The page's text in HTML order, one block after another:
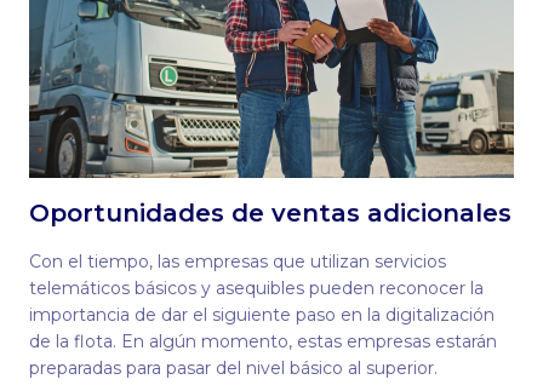
Oportunidades de ventas adicionales
Con el tiempo, las empresas que utilizan servicios
telemáticos básicos y asequibles pueden reconocer la
importancia de dar el siguiente paso en la digitalización
de la flota. En algún momento, estas empresas estarán
preparadas para pasar del nivel básico al superior.